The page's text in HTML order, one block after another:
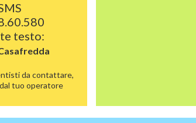
testo:
da contattare,
tuo operatore